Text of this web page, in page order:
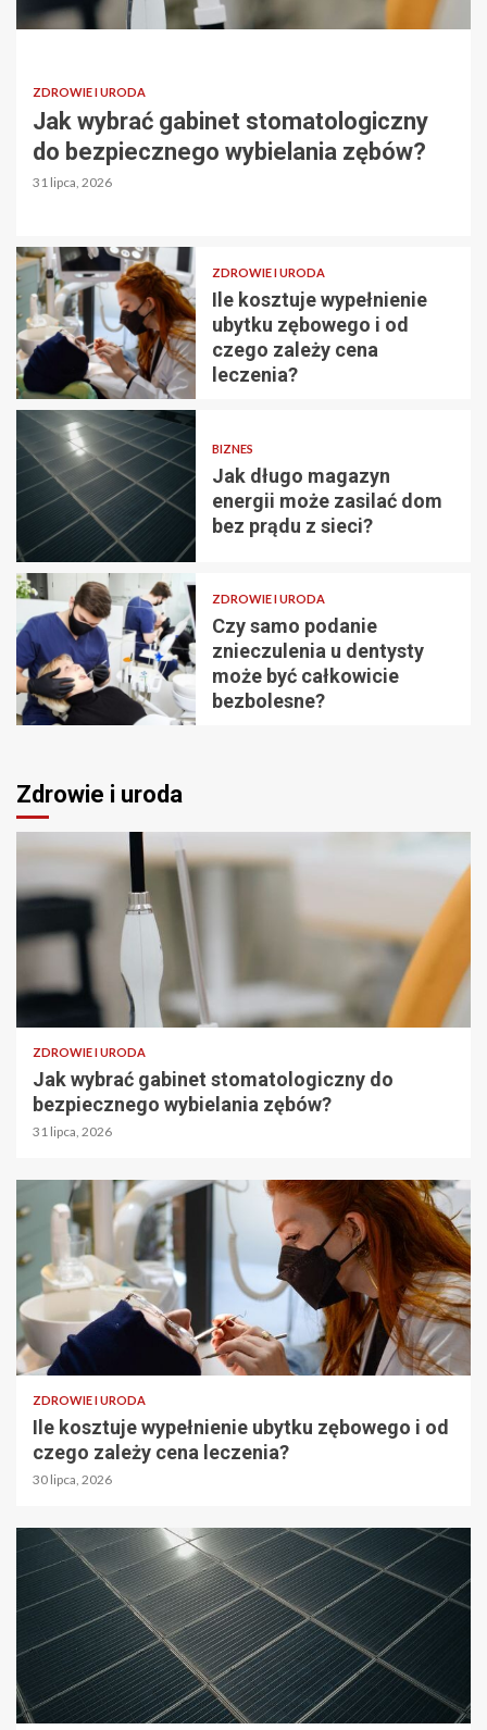
ZDROWIE I URODA
Jak wybrać gabinet stomatologiczny
do bezpiecznego wybielania zębów?
31 lipca, 2026
ZDROWIE I URODA
Ile kosztuje wypełnienie
ubytku zębowego i od
czego zależy cena
leczenia?
BIZNES
Jak długo magazyn
energii może zasilać dom
bez prądu z sieci?
ZDROWIE I URODA
Czy samo podanie
znieczulenia u dentysty
może być całkowicie
bezbolesne?
Zdrowie i uroda
ZDROWIE I URODA
Jak wybrać gabinet stomatologiczny do
bezpiecznego wybielania zębów?
31 lipca, 2026
ZDROWIE I URODA
Ile kosztuje wypełnienie ubytku zębowego i od
czego zależy cena leczenia?
30 lipca, 2026